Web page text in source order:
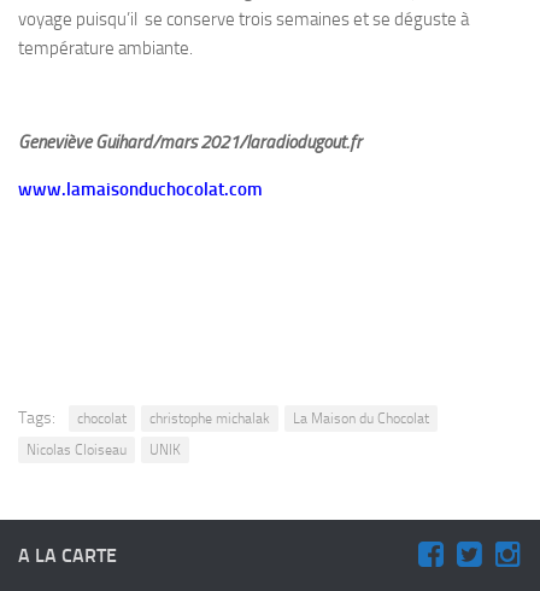
voyage puisqu’il se conserve trois semaines et se déguste à
température ambiante.
Geneviève Guihard/mars 2021/laradiodugout.fr
www.lamaisonduchocolat.com
Tags: chocolat christophe michalak
La Maison du Chocolat
Nicolas Cloiseau
UNIK
A LA CARTE